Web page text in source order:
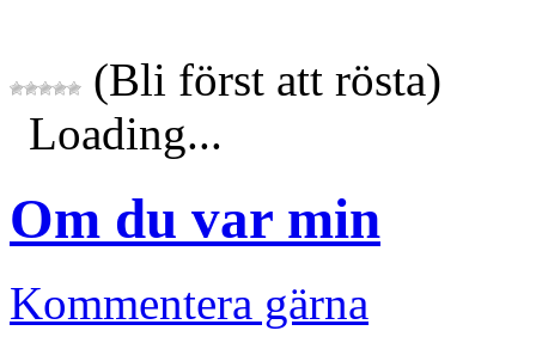
(Bli först att rösta)
Loading...
Om du var min
Kommentera gärna